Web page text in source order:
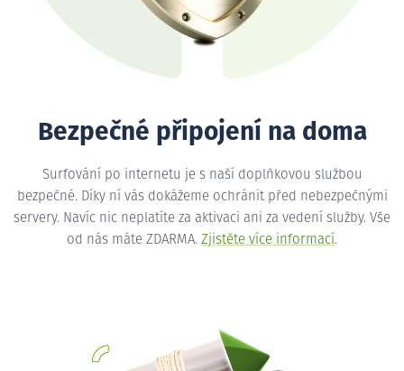
Bezpečné připojení na doma
Surfování po internetu je s naší doplňkovou službou
bezpečné. Díky ní vás dokážeme ochránit před nebezpečnými
servery. Navíc nic neplatíte za aktivaci ani za vedení služby. Vše
od nás máte ZDARMA. Zjistěte více informací.